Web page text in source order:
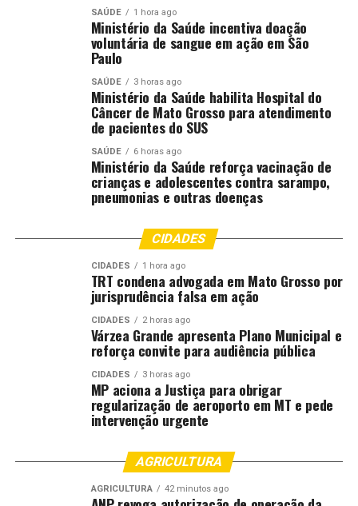
infraestrutura complexa, vai nos permitir ampliar
significativamente a busca ativa de casos, garantindo
uma resposta rápida e eficiente para as pessoas que mais
precisam”, afirmou a secretária.
Outra exigência fundamental é que o aparelho seja
desenvolvido em território nacional. “É uma decisão
estratégica para fomentar o desenvolvimento
tecnológico no país”, ponderou Fernanda De Negri.
Diferentemente das licitações tradicionais, que servem
prateleiras do mercado, a Etec é usada quando há uma
barreira real que precisa ser superada a partir de uma
inovação que ainda não existe. Nesse caso, o governo
apresenta o desafio e financia a pesquisa e o
desenvolvimento do produto necessário para abastecer
Sistema Único de Saúde (SUS).
Parceria com a ABDI
A Etec em saúde foi anunciada pelo Governo do Brasil
em março deste ano, e é elaborada em cooperação com a
(ABDI). A parceria prevê apoio técnico da entidade em
etapas como definição de demandas, escuta de mercado,
avaliação de riscos tecnológicos e seleção de instituições
SAÚDE 1 hora ago
Ministério da Saúde incentiva doação
voluntária de sangue em ação em São
Paulo
SAÚDE 3 horas ago
Ministério da Saúde habilita Hospital do
Câncer de Mato Grosso para atendimento
de pacientes do SUS
SAÚDE 6 horas ago
Ministério da Saúde reforça vacinação de
crianças e adolescentes contra sarampo,
pneumonias e outras doenças
CIDADES
CIDADES 1 hora ago
TRT condena advogada em Mato Grosso por
jurisprudência falsa em ação
CIDADES 2 horas ago
Várzea Grande apresenta Plano Municipal e
reforça convite para audiência pública
CIDADES 3 horas ago
MP aciona a Justiça para obrigar
regularização de aeroporto em MT e pede
intervenção urgente
AGRICULTURA
AGRICULTURA 42 minutos ago